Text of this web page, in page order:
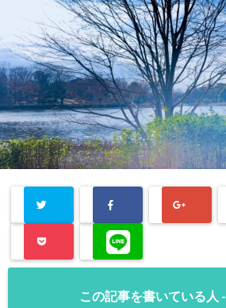
この記事を書いている人 -